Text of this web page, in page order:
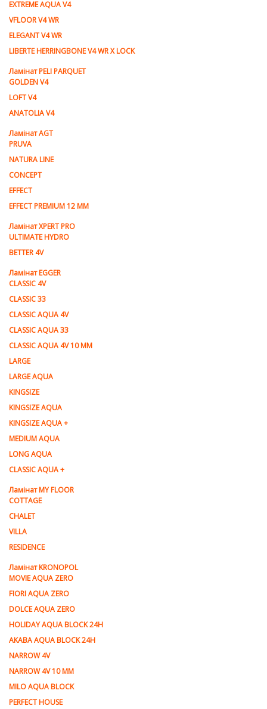
EXTREME AQUA V4
VFLOOR V4 WR
ELEGANT V4 WR
LIBERTE HERRINGBONE V4 WR X LOCK
Ламiнат PELI PARQUET
GOLDEN V4
LOFT V4
ANATOLIA V4
Ламiнат AGT
PRUVA
NATURA LINE
CONCEPT
EFFECT
EFFECT PREMIUM 12 MM
Ламінат XPERT PRO
ULTIMATE HYDRO
BETTER 4V
Ламiнат EGGER
CLASSIC 4V
CLASSIC 33
CLASSIC AQUA 4V
CLASSIC AQUA 33
CLASSIC AQUA 4V 10 MM
LARGE
LARGE AQUA
KINGSIZE
KINGSIZE AQUA
KINGSIZE AQUA +
MEDIUM AQUA
LONG AQUA
CLASSIC AQUA +
Ламінат MY FLOOR
COTTAGE
CHALET
VILLA
RESIDENCE
Ламiнат KRONOPOL
MOVIE AQUA ZERO
FIORI AQUA ZERO
DOLCE AQUA ZERO
HOLIDAY AQUA BLOCK 24H
AKABA AQUA BLOCK 24H
NARROW 4V
NARROW 4V 10 MM
MILO AQUA BLOCK
PERFECT HOUSE